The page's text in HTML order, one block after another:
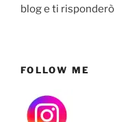
blog e ti risponderò
FOLLOW ME